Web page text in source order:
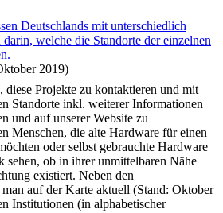
2019)
diese Projekte zu kontaktieren und mit
Standorte inkl. weiterer Informationen
und auf unserer Website zu
Menschen, die alte Hardware für einen
oder selbst gebrauchte Hardware
sehen, ob in ihrer unmittelbaren Nähe
existiert. Neben den
auf der Karte aktuell (Stand: Oktober
Institutionen (in alphabetischer